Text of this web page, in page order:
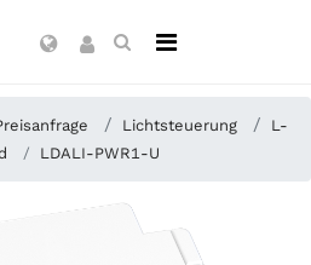
Lichtsteuerung
L-
LDALI-PWR1-U